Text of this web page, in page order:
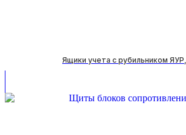
Ящики учeта с рубильником